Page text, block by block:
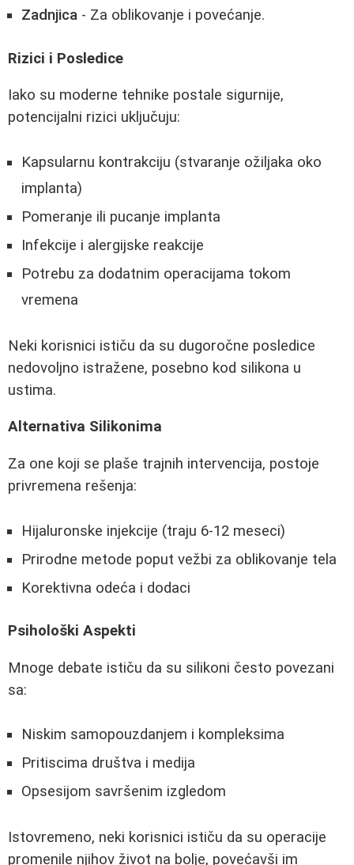
Zadnjica - Za oblikovanje i povećanje.
Rizici i Posledice
Iako su moderne tehnike postale sigurnije,
potencijalni rizici uključuju:
Kapsularnu kontrakciju (stvaranje ožiljaka oko
implanta)
Pomeranje ili pucanje implanta
Infekcije i alergijske reakcije
Potrebu za dodatnim operacijama tokom
vremena
Neki korisnici ističu da su dugoročne posledice
nedovoljno istražene, posebno kod silikona u
ustima.
Alternativa Silikonima
Za one koji se plaše trajnih intervencija, postoje
privremena rešenja:
Hijaluronske injekcije (traju 6-12 meseci)
Prirodne metode poput vežbi za oblikovanje tela
Korektivna odeća i dodaci
Psihološki Aspekti
Mnoge debate ističu da su silikoni često povezani
sa:
Niskim samopouzdanjem i kompleksima
Pritiscima društva i medija
Opsesijom savršenim izgledom
Istovremeno, neki korisnici ističu da su operacije
promenile njihov život na bolje, povećavši im